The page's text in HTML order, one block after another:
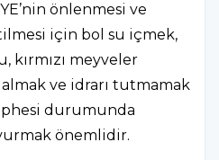
önlenmesi ve
için bol su içmek,
kırmızı meyveler
ve idrarı tutmamak
durumunda
önemlidir.